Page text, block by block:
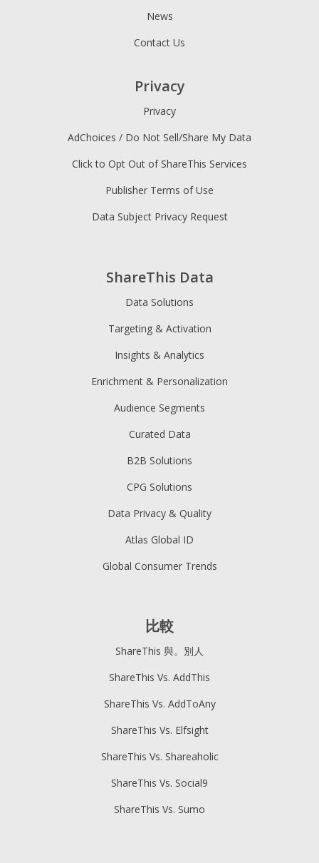
ShareThis Data
Data Solutions
Targeting & Activation
Insights & Analytics
Enrichment & Personalization
Audience Segments
Curated Data
B2B Solutions
CPG Solutions
Data Privacy & Quality
Atlas Global ID
Global Consumer Trends
News
Contact Us
Privacy
Privacy
AdChoices / Do Not Sell/Share My Data
Click to Opt Out of ShareThis Services
Publisher Terms of Use
Data Subject Privacy Request
比較
ShareThis 與。別人
ShareThis Vs. AddThis
ShareThis Vs. AddToAny
ShareThis Vs. Elfsight
ShareThis Vs. Shareaholic
ShareThis Vs. Social9
ShareThis Vs. Sumo